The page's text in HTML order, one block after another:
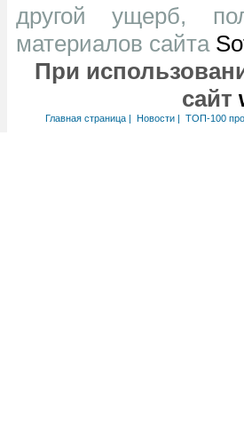
другой ущерб,
материалов сайта
При
сайт
Главная страница| Новости| ТОП-100